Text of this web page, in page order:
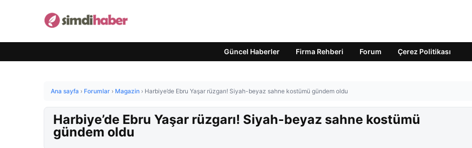
Güncel Haberler Firma Rehberi Forum Çerez Politikası
Ana sayfa › Forumlar › Magazin › Harbiye’de Ebru Yaşar rüzgarı! Siyah-beyaz sahne kostümü gündem oldu
Harbiye’de Ebru Yaşar rüzgarı! Siyah-beyaz sahne kostümü
gündem oldu